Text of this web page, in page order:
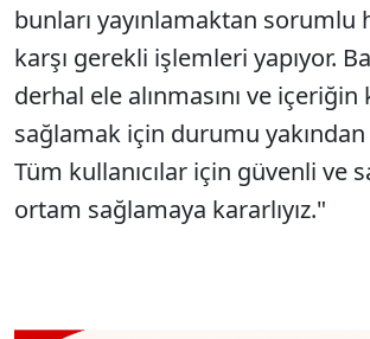
bunları yayınlamaktan sorumlu
karşı gerekli işlemleri yapıyor.
derhal ele alınmasını ve içeriğin
sağlamak için durumu
Tüm kullanıcılar için güvenli ve
ortam sağlamaya kararlıyız."